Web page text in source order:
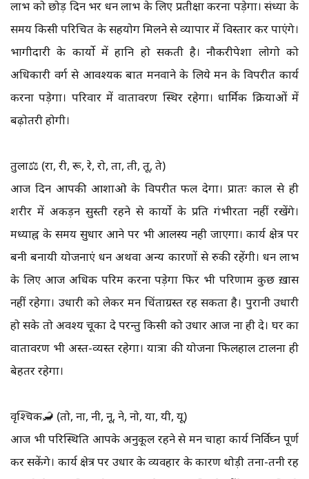
लाभ को छोड़ दिन भर धन लाभ के लिए प्रतीक्षा करना पड़ेगा। संध्या के
समय किसी परिचित के सहयोग मिलने से व्यापार में विस्तार कर पाएंगे।
भागीदारी के कार्यो में हानि हो सकती है। नौकरीपेशा लोगो को
अधिकारी वर्ग से आवश्यक बात मनवाने के लिये मन के विपरीत कार्य
करना पड़ेगा। परिवार में वातावरण स्थिर रहेगा। धार्मिक क्रियाओं में
बढ़ोतरी होगी।
तुला⚖️ (रा, री, रू, रे, रो, ता, ती, तू, ते)
आज दिन आपकी आशाओ के विपरीत फल देगा। प्रातः काल से ही
शरीर में अकड़न सुस्ती रहने से कार्यो के प्रति गंभीरता नहीं रखेंगे।
मध्याह्न के समय सुधार आने पर भी आलस्य नही जाएगा। कार्य क्षेत्र पर
बनी बनायी योजनाएं धन अथवा अन्य कारणों से रुकी रहेंगी। धन लाभ
के लिए आज अधिक परिश्रम करना पड़ेगा फिर भी परिणाम कुछ ख़ास
नहीं रहेगा। उधारी को लेकर मन चिंताग्रस्त रह सकता है। पुरानी उधारी
हो सके तो अवश्य चूका दे परन्तु किसी को उधार आज ना ही दे। घर का
वातावरण भी अस्त-व्यस्त रहेगा। यात्रा की योजना फिलहाल टालना ही
बेहतर रहेगा।
वृश्चिक🦂 (तो, ना, नी, नू, ने, नो, या, यी, यू)
आज भी परिस्थिति आपके अनुकूल रहने से मन चाहा कार्य निर्विघ्न पूर्ण
कर सकेंगे। कार्य क्षेत्र पर उधार के व्यवहार के कारण थोड़ी तना-तनी रह